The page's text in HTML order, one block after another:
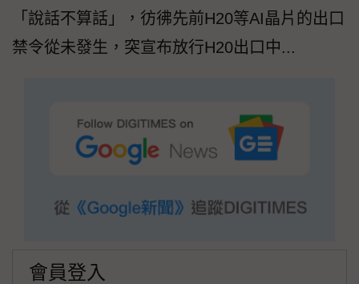
「說話不算話」，彷彿先前H20等AI晶片的出口
禁令從未發生，突宣布放行H20出口中...
會員登入